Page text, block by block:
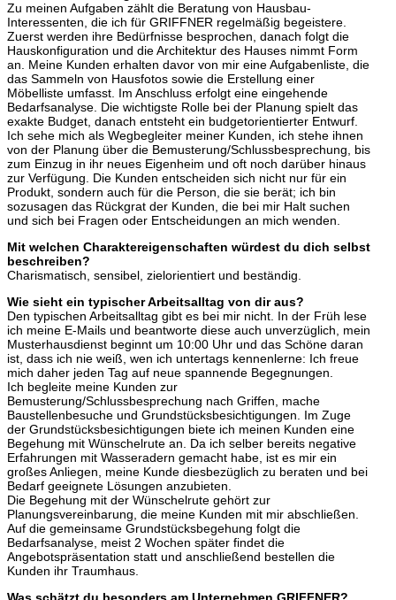
Zu meinen Aufgaben zählt die Beratung von Hausbau-
Interessenten, die ich für GRIFFNER regelmäßig begeistere.
Zuerst werden ihre Bedürfnisse besprochen, danach folgt die
Hauskonfiguration und die Architektur des Hauses nimmt Form
an. Meine Kunden erhalten davor von mir eine Aufgabenliste, die
das Sammeln von Hausfotos sowie die Erstellung einer
Möbelliste umfasst. Im Anschluss erfolgt eine eingehende
Bedarfsanalyse. Die wichtigste Rolle bei der Planung spielt das
exakte Budget, danach entsteht ein budgetorientierter Entwurf.
Ich sehe mich als Wegbegleiter meiner Kunden, ich stehe ihnen
von der Planung über die Bemusterung/Schlussbesprechung, bis
zum Einzug in ihr neues Eigenheim und oft noch darüber hinaus
zur Verfügung. Die Kunden entscheiden sich nicht nur für ein
Produkt, sondern auch für die Person, die sie berät; ich bin
sozusagen das Rückgrat der Kunden, die bei mir Halt suchen
und sich bei Fragen oder Entscheidungen an mich wenden.
Mit welchen Charaktereigenschaften würdest du dich selbst
beschreiben?
Charismatisch, sensibel, zielorientiert und beständig.
Wie sieht ein typischer Arbeitsalltag von dir aus?
Den typischen Arbeitsalltag gibt es bei mir nicht. In der Früh lese
ich meine E-Mails und beantworte diese auch unverzüglich, mein
Musterhausdienst beginnt um 10:00 Uhr und das Schöne daran
ist, dass ich nie weiß, wen ich untertags kennenlerne: Ich freue
mich daher jeden Tag auf neue spannende Begegnungen.
Ich begleite meine Kunden zur
Bemusterung/Schlussbesprechung nach Griffen, mache
Baustellenbesuche und Grundstücksbesichtigungen. Im Zuge
der Grundstücksbesichtigungen biete ich meinen Kunden eine
Begehung mit Wünschelrute an. Da ich selber bereits negative
Erfahrungen mit Wasseradern gemacht habe, ist es mir ein
großes Anliegen, meine Kunde diesbezüglich zu beraten und bei
Bedarf geeignete Lösungen anzubieten.
Die Begehung mit der Wünschelrute gehört zur
Planungsvereinbarung, die meine Kunden mit mir abschließen.
Auf die gemeinsame Grundstücksbegehung folgt die
Bedarfsanalyse, meist 2 Wochen später findet die
Angebotspräsentation statt und anschließend bestellen die
Kunden ihr Traumhaus.